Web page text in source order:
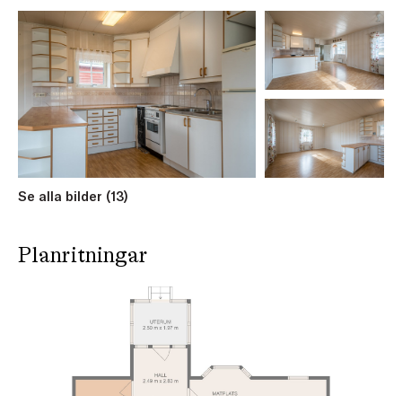
Ängstorp I RNr 8:20.
Huset, ursprungligen uppfört såsom torp på 1940-talet,
är byggt i lösvirke ovan krypgrund med träfasad, plåttak
och har genomgått en omfattande renovering i början av
1990-talet. Då förnyades kök och badrum, fönster och
dörrar byttes, elen förnyades och tilläggsisolering gjordes
m.m, vilket ger ett uppdaterat och bekvämt boende
blombod. Trädgården är lättskött och vackert inramad av
naturen, och här finns redan en nedgrävd kabelslinga för
robotgräsklippare (dock inte roboten). För den som
önskar modern uppkoppling finns fiber tillgängligt i
området. Ytterligare goda möjligheter för odling.
Denna fastighet är perfekt för dig som söker en lantlig
Se alla bilder (13)
Planritningar